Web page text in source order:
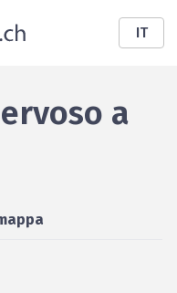
IT
a